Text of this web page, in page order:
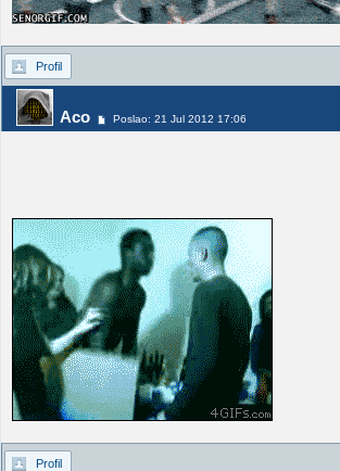
Profil
Aco Poslao: 21 Jul 2012 17:06
Profil